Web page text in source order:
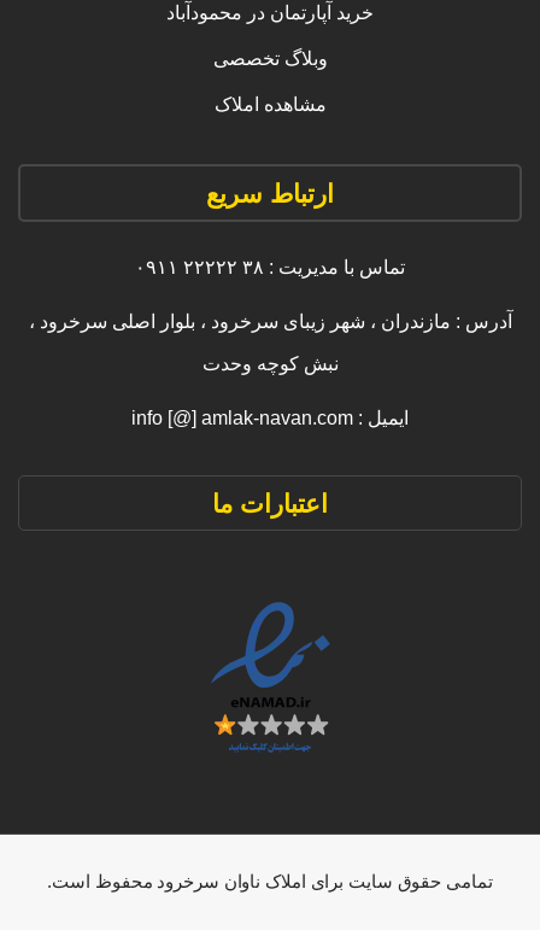
خرید آپارتمان در محمودآباد
وبلاگ تخصصی
مشاهده املاک
ارتباط سریع
تماس با مدیریت : ۳۸ ۲۲۲۲۲ ۰۹۱۱
آدرس : مازندران ، شهر زیبای سرخرود ، بلوار اصلی سرخرود ،
نبش کوچه وحدت
ایمیل : info [@] amlak-navan.com
اعتبارات ما
تمامی حقوق سایت برای املاک ناوان سرخرود محفوظ است.